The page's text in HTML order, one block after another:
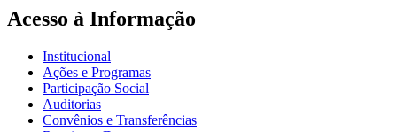
Acesso à Informação
Institucional
Ações e Programas
Participação Social
Auditorias
Convênios e Transferências